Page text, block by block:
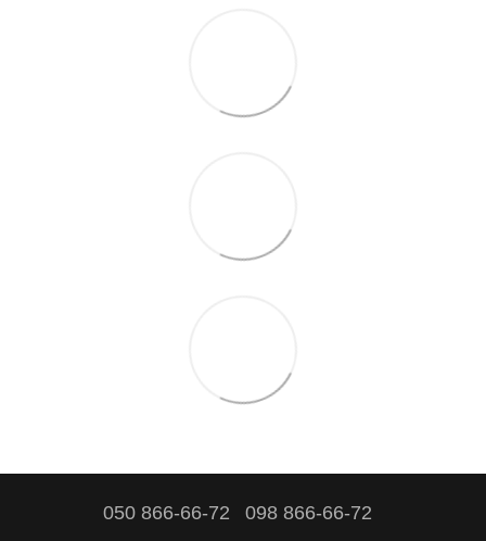
050 866-66-72 098 866-66-72